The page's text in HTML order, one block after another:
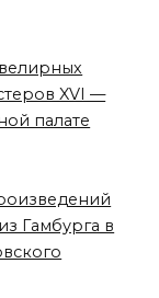
XVI —
палате
Гамбурга в